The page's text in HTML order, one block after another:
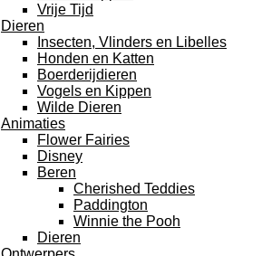
Vrije Tijd
Dieren
Insecten, Vlinders en Libelles
Honden en Katten
Boerderijdieren
Vogels en Kippen
Wilde Dieren
Animaties
Flower Fairies
Disney
Beren
Cherished Teddies
Paddington
Winnie the Pooh
Dieren